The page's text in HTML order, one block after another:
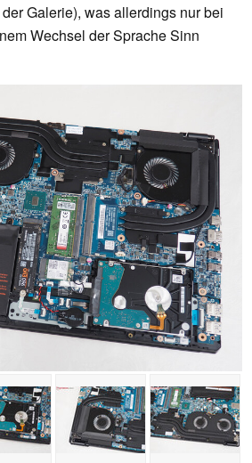
Galerie), was allerdings nur bei
Wechsel der Sprache Sinn